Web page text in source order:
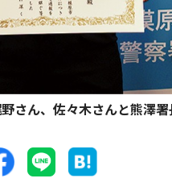
さん、佐々木さんと熊澤署